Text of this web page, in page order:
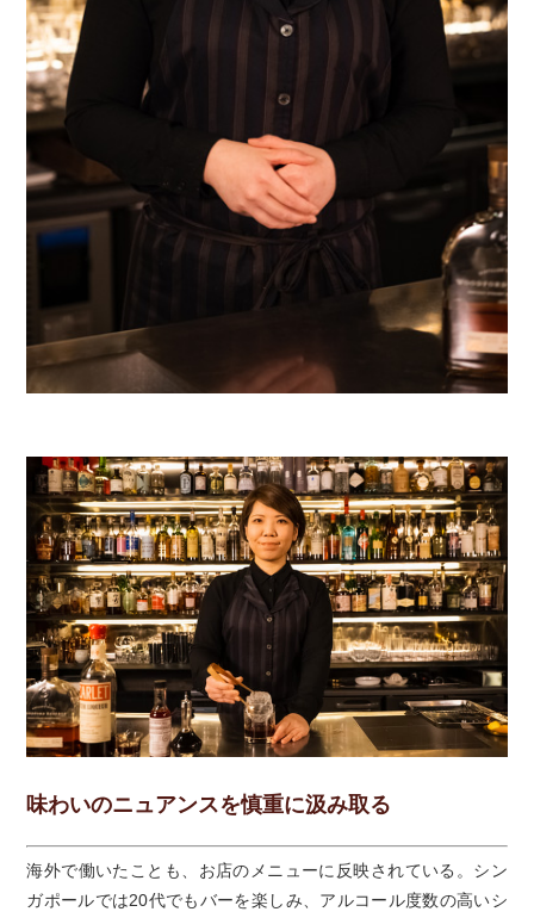
味わいのニュアンスを慎重に汲み取る
海外で働いたことも、お店のメニューに反映されている。シン
ガポールでは20代でもバーを楽しみ、アルコール度数の高いシ